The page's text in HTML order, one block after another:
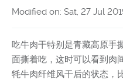
Modified on: Sat, 27 Jul
吃牛肉干特别是青藏高原手
面撕着吃，这时可以看到肉
牦牛肉纤维风干后的状态，